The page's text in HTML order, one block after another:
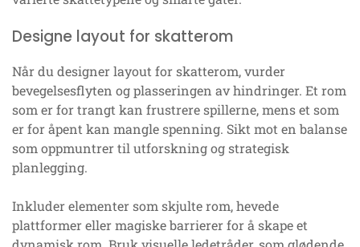
Designe layout for skatterom
Når du designer layout for skatterom, vurder
bevegelsesflyten og plasseringen av hindringer. Et rom
som er for trangt kan frustrere spillerne, mens et som
er for åpent kan mangle spenning. Sikt mot en balanse
som oppmuntrer til utforskning og strategisk
planlegging.
Inkluder elementer som skjulte rom, hevede
plattformer eller magiske barrierer for å skape et